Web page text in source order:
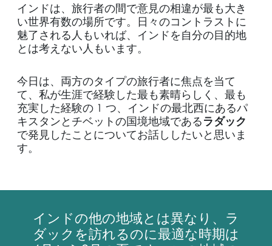
インドは、旅行者の間で意見の相違が最も大き
い世界有数の場所です。日々のコントラストに
魅了される人もいれば、インドを自分の目的地
とは考えない人もいます。
今日は、両方のタイプの旅行者に焦点を当て
て、私が生涯で経験した最も素晴らしく、最も
充実した経験の 1 つ、インドの最北西にあるパ
キスタンとチベットの国境地域であるラダック
で発見したことについてお話ししたいと思いま
す。
インドの他の地域とは異なり、ラ
ダックを訪れるのに最適な時期は